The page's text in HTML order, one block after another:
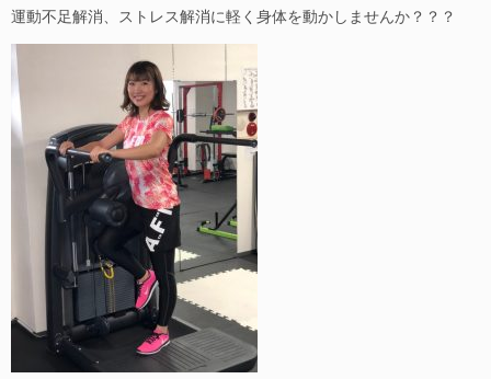
運動不足解消、ストレス解消に軽く身体を動かしませんか？？？